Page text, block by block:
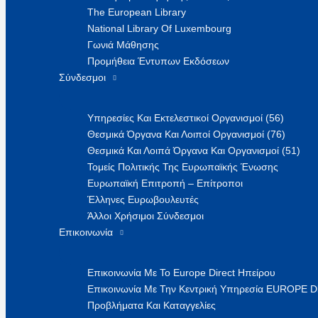
The European Library
National Library Of Luxembourg
Γωνιά Μάθησης
Προμήθεια Έντυπων Εκδόσεων
Σύνδεσμοι
Υπηρεσίες Και Εκτελεστικοί Οργανισμοί (56)
Θεσμικά Όργανα Και Λοιποί Οργανισμοί (76)
Θεσμικά Και Λοιπά Όργανα Και Οργανισμοί (51)
Τομείς Πολιτικής Της Ευρωπαϊκής Ένωσης
Ευρωπαϊκή Επιτροπή – Επίτροποι
Έλληνες Ευρωβουλευτές
Άλλοι Χρήσιμοι Σύνδεσμοι
Επικοινωνία
Επικοινωνία Με Το Europe Direct Ηπείρου
Επικοινωνία Με Την Κεντρική Υπηρεσία EUROPE
Προβλήματα Και Καταγγελίες